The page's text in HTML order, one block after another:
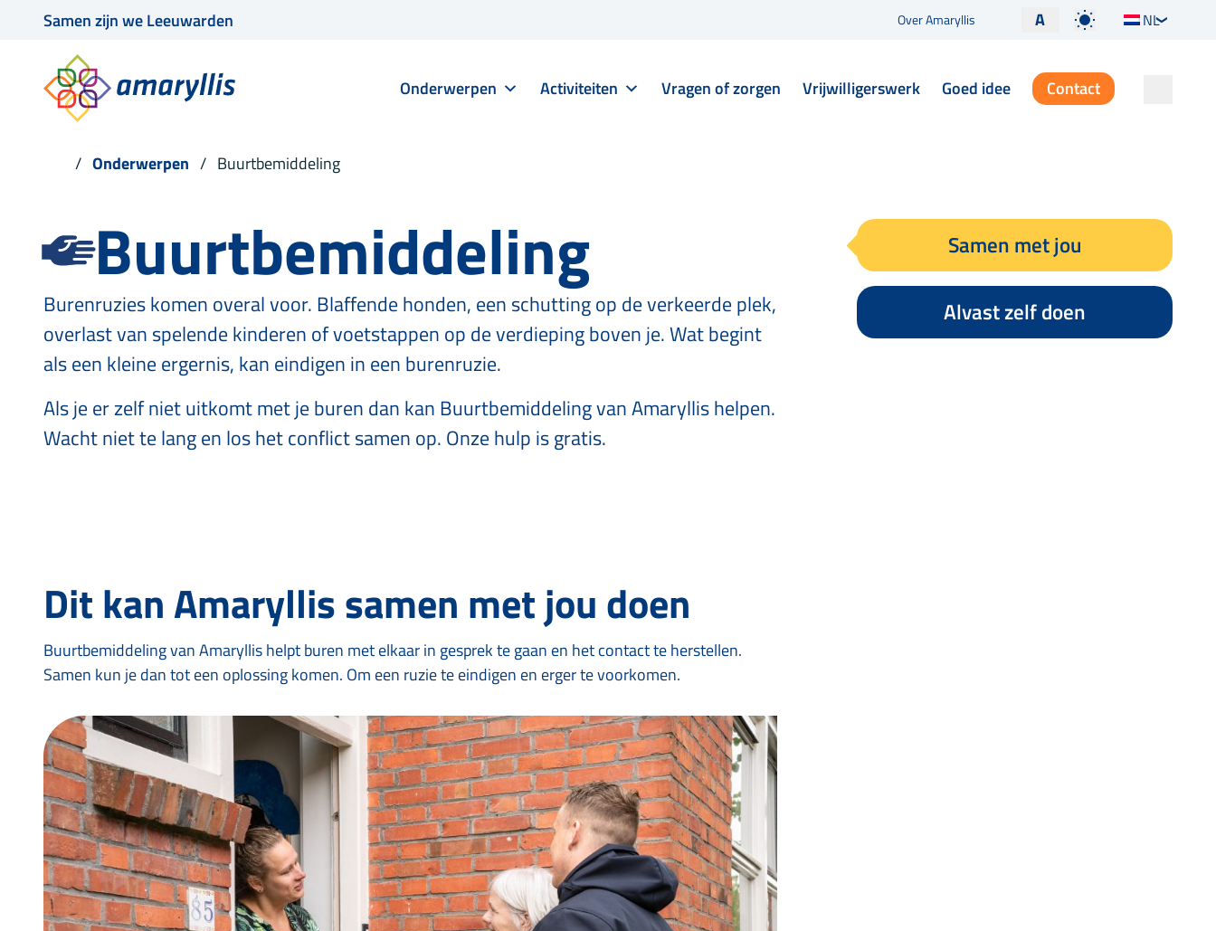
Samen zijn we Leeuwarden Over Amaryllis A NL
Onderwerpen Activiteiten Vragen of zorgen Vrijwilligerswerk Goed idee Contact
Onderwerpen Buurtbemiddeling
Buurtbemiddeling
Burenruzies komen overal voor. Blaffende honden, een schutting op de verkeerde plek,
overlast van spelende kinderen of voetstappen op de verdieping boven je. Wat begint
als een kleine ergernis, kan eindigen in een burenruzie.
Als je er zelf niet uitkomt met je buren dan kan Buurtbemiddeling van Amaryllis helpen.
Wacht niet te lang en los het conflict samen op. Onze hulp is gratis.
Samen met jou
Alvast zelf doen
Dit kan Amaryllis samen met jou doen
Buurtbemiddeling van Amaryllis helpt buren met elkaar in gesprek te gaan en het contact te herstellen.
Samen kun je dan tot een oplossing komen. Om een ruzie te eindigen en erger te voorkomen.